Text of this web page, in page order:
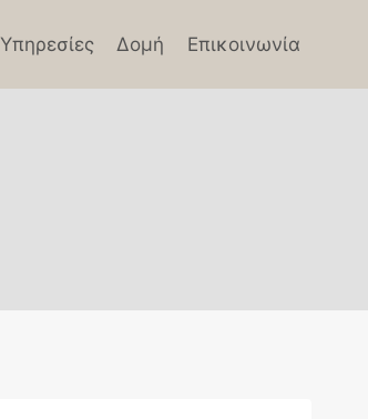
Υπηρεσίες Δομή Επικοινωνία